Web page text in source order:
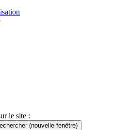
le site :
(nouvelle fenêtre)